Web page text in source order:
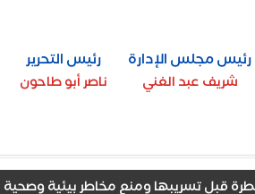
رئيس مجلس الإدارة
شريف عبد الغني
رئيس التحرير
ناصر أبو طاحون